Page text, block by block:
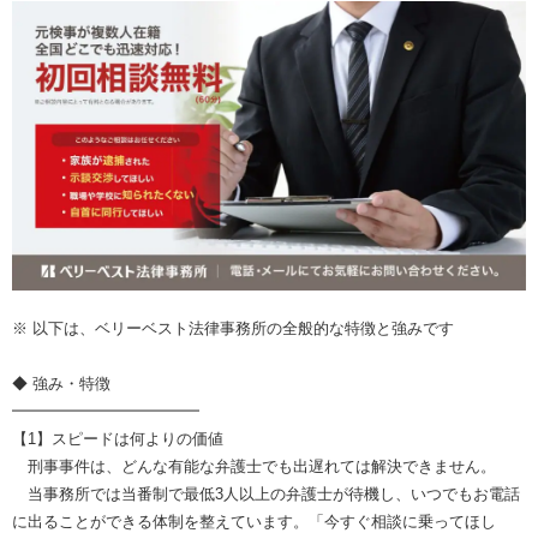
※ 以下は、ベリーベスト法律事務所の全般的な特徴と強みです
◆ 強み・特徴
━━━━━━━━━━━━
【1】スピードは何よりの価値
刑事事件は、どんな有能な弁護士でも出遅れては解決できません。
当事務所では当番制で最低3人以上の弁護士が待機し、いつでもお電話
に出ることができる体制を整えています。「今すぐ相談に乗ってほし